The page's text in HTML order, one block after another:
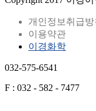
개인정보취급방
이용약관
이경화학
032-575-6541
F : 032 - 582 - 7477